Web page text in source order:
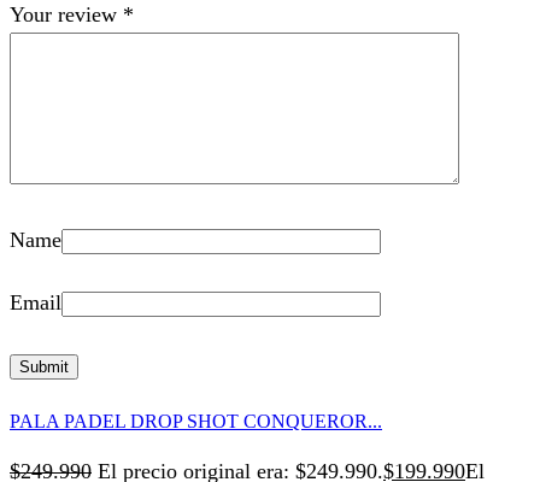
Your review *
Name
Email
PALA PADEL DROP SHOT CONQUEROR...
$249.990 El precio original era: $249.990.$199.990El